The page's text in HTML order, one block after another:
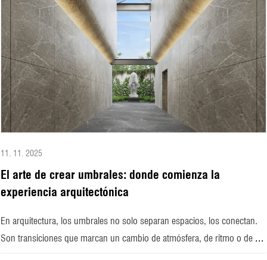
11. 11. 2025
El arte de crear umbrales: donde comienza la
experiencia arquitectónica
En arquitectura, los umbrales no solo separan espacios, los conectan.
Son transiciones que marcan un cambio de atmósfera, de ritmo o de ...